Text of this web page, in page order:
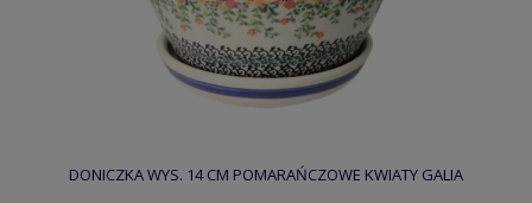
DONICZKA WYS. 14 CM POMARAŃCZOWE KWIATY GALIA